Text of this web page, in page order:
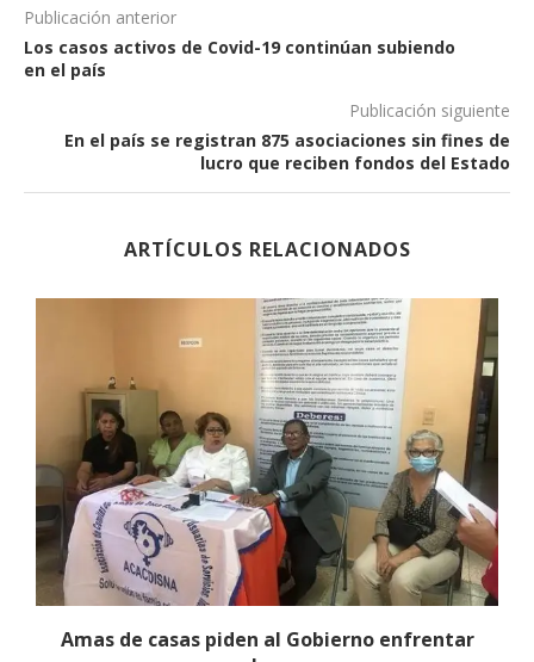
Publicación anterior
Los casos activos de Covid-19 continúan subiendo
en el país
Publicación siguiente
En el país se registran 875 asociaciones sin fines de
lucro que reciben fondos del Estado
ARTÍCULOS RELACIONADOS
Amas de casas piden al Gobierno enfrentar